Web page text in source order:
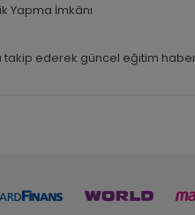
Yapma İmkânı
takip ederek güncel eğitim